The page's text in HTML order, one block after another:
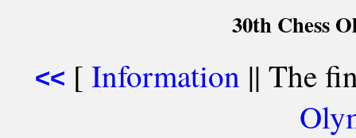
30th Chess
<< [ Information || The